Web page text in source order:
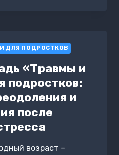
ДЛЯ ПОДРОСТКОВ
«Травмы и
подростков:
и
после
возраст –